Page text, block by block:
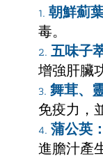
朝鮮薊
毒。
五味子
增強肝臟
舞茸、
免疫力，
蒲公英：
進膽汁產